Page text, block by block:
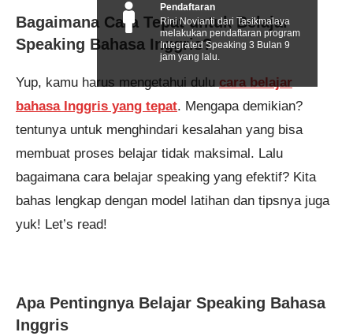
Bagaimana Cara Tepat untuk Belajar
Speaking Bahasa Inggris?
Yup, kamu harus mengetahui dulu cara belajar
bahasa Inggris yang tepat. Mengapa demikian?
tentunya untuk menghindari kesalahan yang bisa
membuat proses belajar tidak maksimal. Lalu
bagaimana cara belajar speaking yang efektif? Kita
bahas lengkap dengan model latihan dan tipsnya juga
yuk! Let’s read!
Apa Pentingnya Belajar Speaking Bahasa
Inggris
Pendaftaran
Rini Novianti dari Tasikmalaya
melakukan pendaftaran program
Integrated Speaking 3 Bulan 9
jam yang lalu.